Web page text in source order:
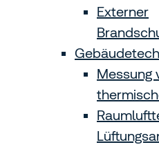
Externer
Messung